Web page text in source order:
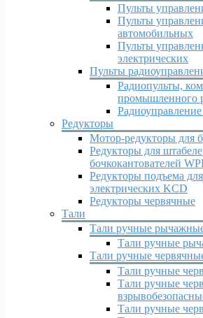
Пульты
Пульты
автомобильных
Пульты
электрических
Пульты
Радиопульты,
промышленного
Редукторы
Мотор-редукторы для
Редукторы для
бочкокантователей
Редукторы подъема
электрических KCD
Редукторы червячные
Тали
Тали ручные
Тали ручные
Тали ручные
Тали ручные
Тали ручные
Тали ручные